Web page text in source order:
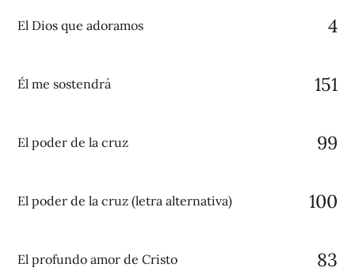
El Dios que adoramos 4
Él me sostendrá 151
El poder de la cruz 99
El poder de la cruz (letra alternativa) 100
El profundo amor de Cristo 83